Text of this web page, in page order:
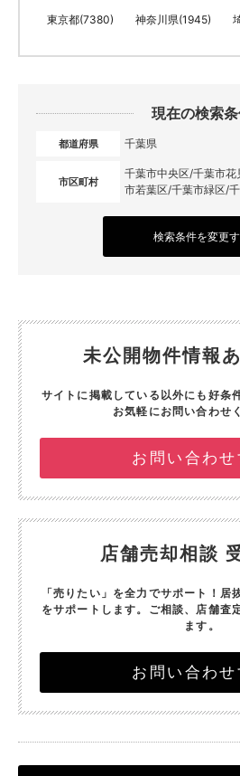
東京都(7380) 神奈川県(1945)
現在の検索
都道府県 千葉県
市区町村
千葉市中央区/千葉市
市若葉区/千葉市緑区/
検索条件を変更
未公開物件情報
サイトに掲載している以外にも好条
お気軽にお問い合わせ
お問い合わせ
店舗売却相談
「売りたい」を全力でサポート！ 居
をサポートします。 ご相談、店舗査
ます。
お問い合わせ